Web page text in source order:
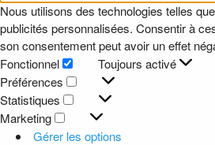
Nous utilisons des technologies telles
publicités personnalisées. Consentir à
son consentement peut avoir un effet
Fonctionnel
Fonctionnel
Toujours activé
Préférences
Préférences
Statistiques
Statistiques
Marketing
Marketing
Gérer les options